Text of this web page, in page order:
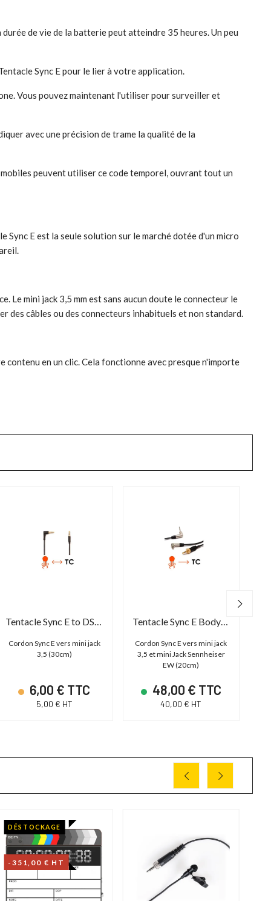
de vie de la batterie peut atteindre 35 heures. Un peu
Sync E pour le lier à votre application.
Vous pouvez maintenant l'utiliser pour surveiller et
avec une précision de trame la qualité de la
peuvent utiliser ce code temporel, ouvrant tout un
Sync E est la seule solution sur le marché dotée d'un micro
Le mini jack 3,5 mm est sans aucun doute le connecteur le
des câbles ou des connecteurs inhabituels et non standard.
contenu en un clic. Cela fonctionne avec presque n'importe
Tentacle Sync E to DSLR cable
Cordon Sync E vers mini jack
3,5 (30cm)
6,00 € TTC
5,00 € HT
Tentacle Sync E Bodypack Y-adapter cable
Cordon Sync E vers mini jack
3,5 et mini Jack Sennheiser
EW (20cm)
48,00 € TTC
40,00 € HT
DÉSTOCKAGE
-351,00 € HT